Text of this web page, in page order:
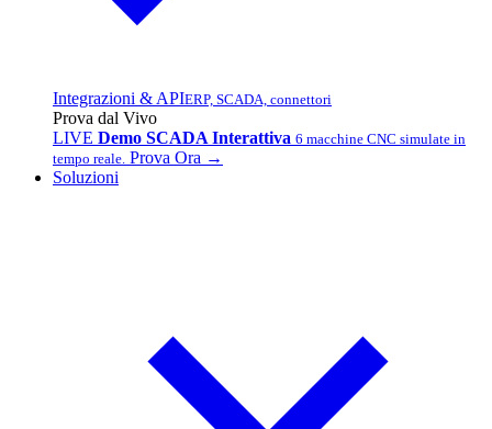
Integrazioni & APIERP, SCADA, connettori
Prova dal Vivo
LIVE Demo SCADA Interattiva 6 macchine CNC simulate in
tempo reale. Prova Ora →
Soluzioni